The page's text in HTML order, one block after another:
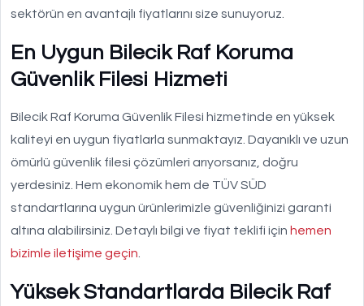
sektörün en avantajlı fiyatlarını size sunuyoruz.
En Uygun Bilecik Raf Koruma
Güvenlik Filesi Hizmeti
Bilecik Raf Koruma Güvenlik Filesi hizmetinde en yüksek
kaliteyi en uygun fiyatlarla sunmaktayız. Dayanıklı ve uzun
ömürlü güvenlik filesi çözümleri arıyorsanız, doğru
yerdesiniz. Hem ekonomik hem de TÜV SÜD
standartlarına uygun ürünlerimizle güvenliğinizi garanti
altına alabilirsiniz. Detaylı bilgi ve fiyat teklifi için hemen
bizimle iletişime geçin
Yüksek Standartlarda Bilecik Raf